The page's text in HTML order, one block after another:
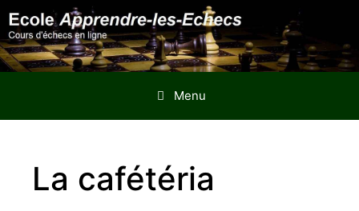
Aller
au
contenu
Menu
La cafétéria